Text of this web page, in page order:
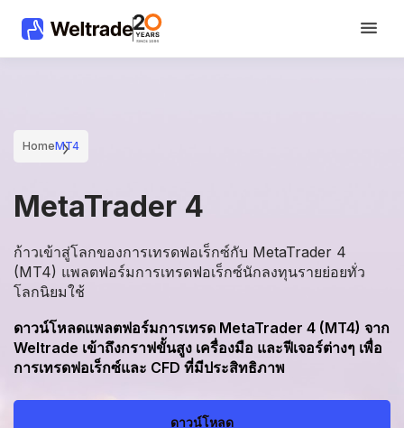
HomeMT4
MetaTrader 4
ก้าวเข้าสู่โลกของการเทรดฟอเร็กซ์กับ MetaTrader 4
(MT4) แพลตฟอร์มการเทรดฟอเร็กซ์นักลงทุนรายย่อยทั่ว
โลกนิยมใช้
ดาวน์โหลดแพลตฟอร์มการเทรด MetaTrader 4 (MT4) จาก
Weltrade เข้าถึงกราฟขั้นสูง เครื่องมือ และฟีเจอร์ต่างๆ เพื่อ
การเทรดฟอเร็กซ์และ CFD ที่มีประสิทธิภาพ
ดาวน์โหลด